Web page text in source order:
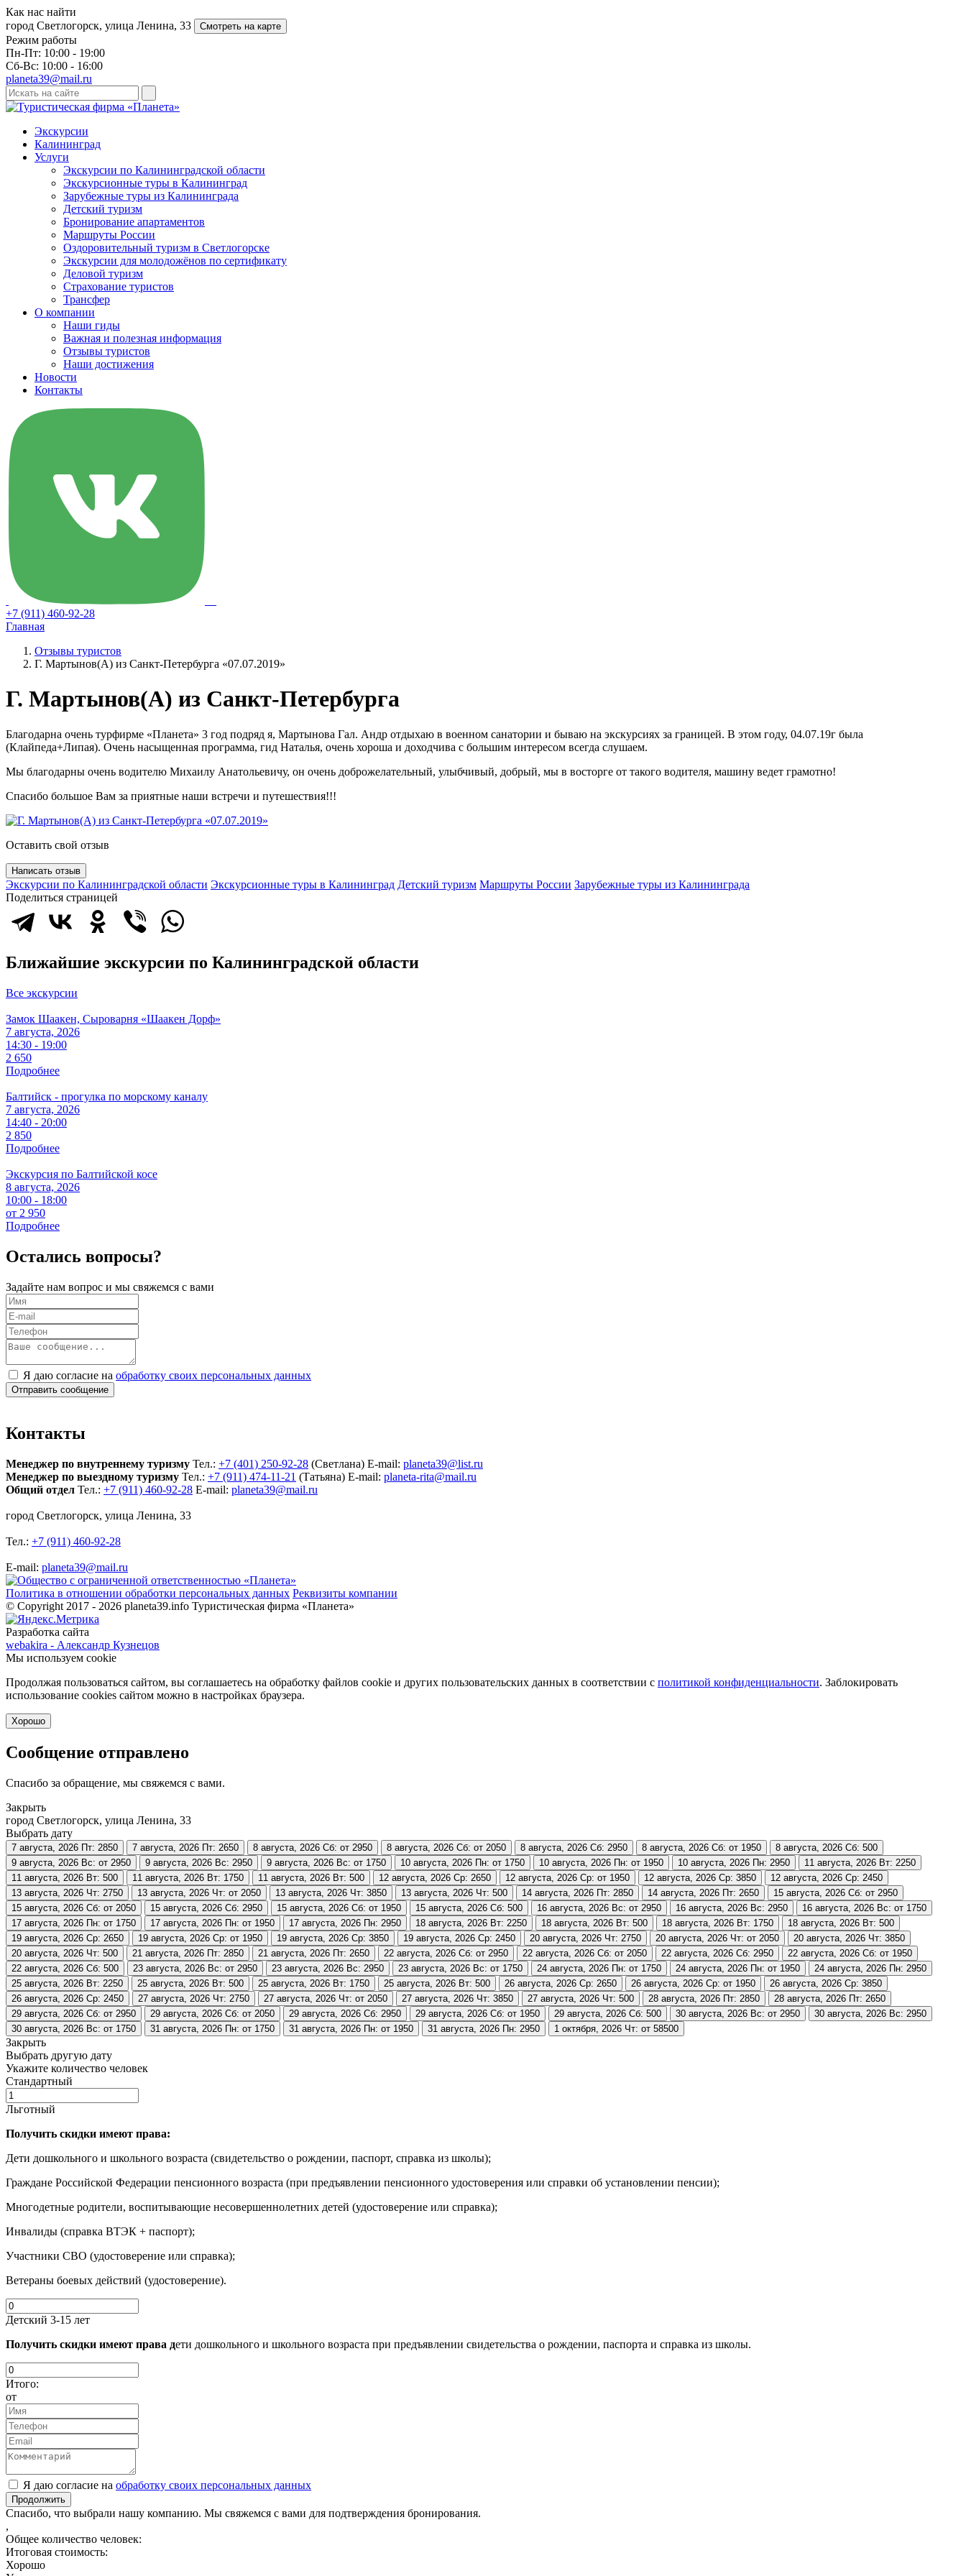
Как нас найти
город Светлогорск, улица Ленина, 33
Смотреть на карте
Режим работы
Пн-Пт: 10:00 - 19:00
Сб-Вс: 10:00 - 16:00
planeta39@mail.ru
Экскурсии
Калининград
Услуги
Экскурсии по Калининградской области
Экскурсионные туры в Калининград
Зарубежные туры из Калининграда
Детский туризм
Бронирование апартаментов
Маршруты России
Оздоровительный туризм в Cветлогорске
Экскурсии для молодожёнов по сертификату
Деловой туризм
Страхование туристов
Трансфер
О компании
Наши гиды
Важная и полезная информация
Отзывы туристов
Наши достижения
Новости
Контакты
+7 (911) 460-92-28
Главная
Отзывы туристов
Г. Мартынов(А) из Санкт-Петербурга «07.07.2019»
Г. Мартынов(А) из Санкт-Петербурга
Благодарна очень турфирме «Планета» 3 год подряд я, Мартынова Гал. Андр отдыхаю в военном санатории и бываю на экскурсиях за границей. В этом году, 04.07.19г была
(Клайпеда+Липая). Очень насыщенная программа, гид Наталья, очень хороша и доходчива с большим интересом всегда слушаем.
Мы благодарны очень водителю Михаилу Анатольевичу, он очень доброжелательный, улыбчивый, добрый, мы в восторге от такого водителя, машину ведет грамотно!
Спасибо большое Вам за приятные наши встречи и путешествия!!!
Оставить свой отзыв
Написать отзыв
Экскурсии по Калининградской области Экскурсионные туры в Калининград Детский туризм Маршруты России Зарубежные туры из Калининграда
Поделиться страницей
Ближайшие экскурсии по Калининградской области
Все экскурсии
Замок Шаакен, Сыроварня «Шаакен Дорф»
7 августа, 2026
14:30 - 19:00
2 650
Подробнее
Балтийск - прогулка по морскому каналу
7 августа, 2026
14:40 - 20:00
2 850
Подробнее
Экскурсия по Балтийской косе
8 августа, 2026
10:00 - 18:00
от 2 950
Подробнее
Остались вопросы?
Задайте нам вопрос и мы свяжемся с вами
Я даю согласие на обработку своих персональных данных
Отправить сообщение
Контакты
Менеджер по внутреннему туризму Тел.: +7 (401) 250-92-28 (Светлана) E-mail: planeta39@list.ru
Менеджер по выездному туризму Тел.: +7 (911) 474-11-21 (Татьяна) E-mail: planeta-rita@mail.ru
Общий отдел Тел.: +7 (911) 460-92-28 E-mail: planeta39@mail.ru
город Светлогорск, улица Ленина, 33
Тел.: +7 (911) 460-92-28
E-mail: planeta39@mail.ru
Политика в отношении обработки персональных данных Реквизиты компании
© Copyright 2017 - 2026 planeta39.info Туристическая фирма «Планета»
Разработка сайта
webakira - Александр Кузнецов
Мы используем cookie
Продолжая пользоваться сайтом, вы соглашаетесь на обработку файлов cookie и других пользовательских данных в соответствии с политикой конфиденциальности. Заблокировать
использование cookies сайтом можно в настройках браузера.
Хорошо
Сообщение отправлено
Спасибо за обращение, мы свяжемся с вами.
Закрыть
город Светлогорск, улица Ленина, 33
Выбрать дату
7 августа, 2026 Пт: 2850 7 августа, 2026 Пт: 2650 8 августа, 2026 Сб: от 2950 8 августа, 2026 Сб: от 2050 8 августа, 2026 Сб: 2950 8 августа, 2026 Сб: от 1950 8 августа, 2026 Сб: 500
9 августа, 2026 Вс: от 2950 9 августа, 2026 Вс: 2950 9 августа, 2026 Вс: от 1750 10 августа, 2026 Пн: от 1750 10 августа, 2026 Пн: от 1950 10 августа, 2026 Пн: 2950 11 августа, 2026 Вт: 2250
11 августа, 2026 Вт: 500 11 августа, 2026 Вт: 1750 11 августа, 2026 Вт: 500 12 августа, 2026 Ср: 2650 12 августа, 2026 Ср: от 1950 12 августа, 2026 Ср: 3850 12 августа, 2026 Ср: 2450
13 августа, 2026 Чт: 2750 13 августа, 2026 Чт: от 2050 13 августа, 2026 Чт: 3850 13 августа, 2026 Чт: 500 14 августа, 2026 Пт: 2850 14 августа, 2026 Пт: 2650 15 августа, 2026 Сб: от 2950
15 августа, 2026 Сб: от 2050 15 августа, 2026 Сб: 2950 15 августа, 2026 Сб: от 1950 15 августа, 2026 Сб: 500 16 августа, 2026 Вс: от 2950 16 августа, 2026 Вс: 2950 16 августа, 2026 Вс: от 1750
17 августа, 2026 Пн: от 1750 17 августа, 2026 Пн: от 1950 17 августа, 2026 Пн: 2950 18 августа, 2026 Вт: 2250 18 августа, 2026 Вт: 500 18 августа, 2026 Вт: 1750 18 августа, 2026 Вт: 500
19 августа, 2026 Ср: 2650 19 августа, 2026 Ср: от 1950 19 августа, 2026 Ср: 3850 19 августа, 2026 Ср: 2450 20 августа, 2026 Чт: 2750 20 августа, 2026 Чт: от 2050 20 августа, 2026 Чт: 3850
20 августа, 2026 Чт: 500 21 августа, 2026 Пт: 2850 21 августа, 2026 Пт: 2650 22 августа, 2026 Сб: от 2950 22 августа, 2026 Сб: от 2050 22 августа, 2026 Сб: 2950 22 августа, 2026 Сб: от 1950
22 августа, 2026 Сб: 500 23 августа, 2026 Вс: от 2950 23 августа, 2026 Вс: 2950 23 августа, 2026 Вс: от 1750 24 августа, 2026 Пн: от 1750 24 августа, 2026 Пн: от 1950 24 августа, 2026 Пн: 2950
25 августа, 2026 Вт: 2250 25 августа, 2026 Вт: 500 25 августа, 2026 Вт: 1750 25 августа, 2026 Вт: 500 26 августа, 2026 Ср: 2650 26 августа, 2026 Ср: от 1950 26 августа, 2026 Ср: 3850
26 августа, 2026 Ср: 2450 27 августа, 2026 Чт: 2750 27 августа, 2026 Чт: от 2050 27 августа, 2026 Чт: 3850 27 августа, 2026 Чт: 500 28 августа, 2026 Пт: 2850 28 августа, 2026 Пт: 2650
29 августа, 2026 Сб: от 2950 29 августа, 2026 Сб: от 2050 29 августа, 2026 Сб: 2950 29 августа, 2026 Сб: от 1950 29 августа, 2026 Сб: 500 30 августа, 2026 Вс: от 2950 30 августа, 2026 Вс: 2950
30 августа, 2026 Вс: от 1750 31 августа, 2026 Пн: от 1750 31 августа, 2026 Пн: от 1950 31 августа, 2026 Пн: 2950 1 октября, 2026 Чт: от 58500
Закрыть
Выбрать другую дату
Укажите количество человек
Стандартный
Льготный
Получить скидки имеют права:
Дети дошкольного и школьного возраста (свидетельство о рождении, паспорт, справка из школы);
Граждане Российской Федерации пенсионного возраста (при предъявлении пенсионного удостоверения или справки об установлении пенсии);
Многодетные родители, воспитывающие несовершеннолетних детей (удостоверение или справка);
Инвалиды (справка ВТЭК + паспорт);
Участники СВО (удостоверение или справка);
Ветераны боевых действий (удостоверение).
Детский 3-15 лет
Получить скидки имеют права дети дошкольного и школьного возраста при предъявлении свидетельства о рождении, паспорта и справка из школы.
Итого:
от
Я даю согласие на обработку своих персональных данных
Продолжить
Спасибо, что выбрали нашу компанию. Мы свяжемся с вами для подтверждения бронирования.
,
Общее количество человек:
Итоговая стоимость:
Хорошо